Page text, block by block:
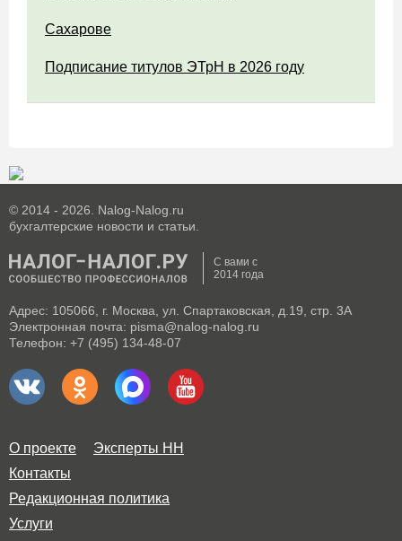
Сахарове
Подписание титулов ЭТрН в 2026 году
© 2014 - 2026. Nalog-Nalog.ru
бухгалтерские новости и статьи.
С вами с
2014 года
Адрес: 105066, г. Москва, ул. Спартаковская, д.19, стр. 3А
Электронная почта: pisma@nalog-nalog.ru
Телефон: +7 (495) 134-48-07
О проекте
Эксперты НН
Контакты
Редакционная политика
Услуги